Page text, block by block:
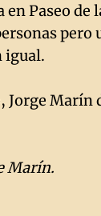
Paseo de
pero
igual.
Marín
Marín.